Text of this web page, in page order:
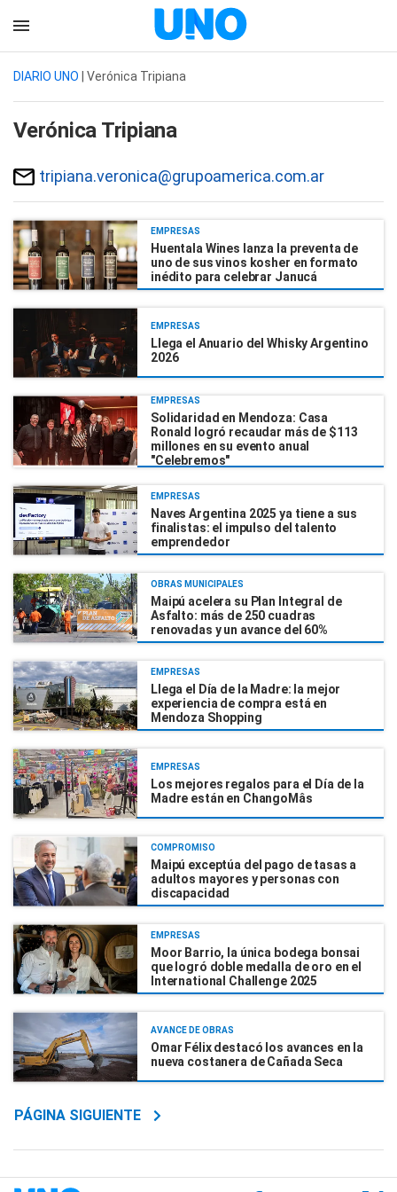
DIARIO UNO | Verónica Tripiana
Verónica Tripiana
tripiana.veronica@grupoamerica.com.ar
EMPRESAS
Huentala Wines lanza la preventa de
uno de sus vinos kosher en formato
inédito para celebrar Janucá
EMPRESAS
Llega el Anuario del Whisky Argentino
2026
EMPRESAS
Solidaridad en Mendoza: Casa
Ronald logró recaudar más de $113
millones en su evento anual
"Celebremos"
EMPRESAS
Naves Argentina 2025 ya tiene a sus
finalistas: el impulso del talento
emprendedor
OBRAS MUNICIPALES
Maipú acelera su Plan Integral de
Asfalto: más de 250 cuadras
renovadas y un avance del 60%
EMPRESAS
Llega el Día de la Madre: la mejor
experiencia de compra está en
Mendoza Shopping
EMPRESAS
Los mejores regalos para el Día de la
Madre están en ChangoMâs
COMPROMISO
Maipú exceptúa del pago de tasas a
adultos mayores y personas con
discapacidad
EMPRESAS
Moor Barrio, la única bodega bonsai
que logró doble medalla de oro en el
International Challenge 2025
AVANCE DE OBRAS
Omar Félix destacó los avances en la
nueva costanera de Cañada Seca
PÁGINA SIGUIENTE